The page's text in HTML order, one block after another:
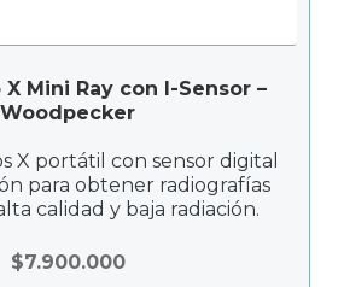
–
Woodpecker
X portátil con sensor digital
para obtener radiografías
calidad y baja radiación.
$7.900.000